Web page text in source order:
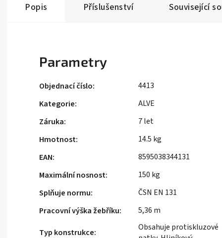
Popis Příslušenství Související
Parametry
Objednací číslo:
4413
Kategorie:
ALVE
Záruka:
7 let
Hmotnost:
14.5 kg
EAN:
8595038344131
Maximální nosnost:
150 kg
Splňuje normu:
ČSN EN 131
Pracovní výška žebříku: 5,36 m
Typ konstrukce:
Obsahuje protiskluzové